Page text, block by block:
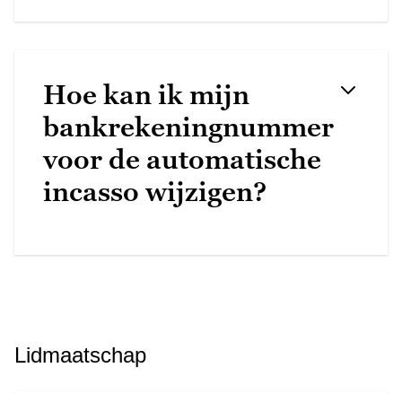
Hoe kan ik mijn
bankrekeningnummer
voor de automatische
incasso wijzigen?
Lidmaatschap